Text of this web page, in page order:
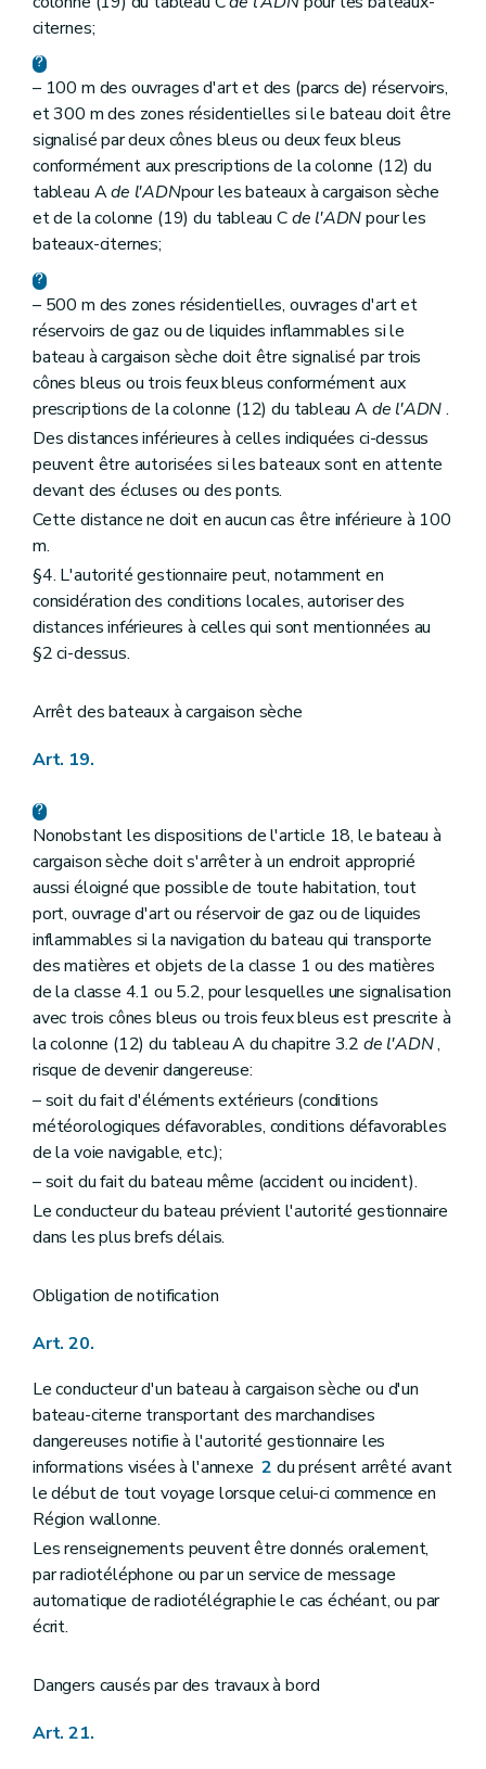
citernes;
– 100 m des ouvrages d'art et des (parcs de) réservoirs,
et 300 m des zones résidentielles si le bateau doit être
signalisé par deux cônes bleus ou deux feux bleus
conformément aux prescriptions de la colonne (12) du
tableau Ade l'ADNpour les bateaux à cargaison sèche
et de la colonne (19) du tableau Cde l'ADNpour les
bateaux-citernes;
– 500 m des zones résidentielles, ouvrages d'art et
réservoirs de gaz ou de liquides inflammables si le
bateau à cargaison sèche doit être signalisé par trois
cônes bleus ou trois feux bleus conformément aux
prescriptions de la colonne (12) du tableau Ade l'ADN.
Des distances inférieures à celles indiquées ci-dessus
peuvent être autorisées si les bateaux sont en attente
devant des écluses ou des ponts.
Cette distance ne doit en aucun cas être inférieure à 100
m.
§4. L'autorité gestionnaire peut, notamment en
considération des conditions locales, autoriser des
distances inférieures à celles qui sont mentionnées au
§2 ci-dessus.
Arrêt des bateaux à cargaison sèche
Art. 19.
Nonobstant les dispositions de l'article 18, le bateau à
cargaison sèche doit s'arrêter à un endroit approprié
aussi éloigné que possible de toute habitation, tout
port, ouvrage d'art ou réservoir de gaz ou de liquides
inflammables si la navigation du bateau qui transporte
des matières et objets de la classe 1 ou des matières
de la classe 4.1 ou 5.2, pour lesquelles une signalisation
avec trois cônes bleus ou trois feux bleus est prescrite à
la colonne (12) du tableau A du chapitre 3.2 de l'ADN,
risque de devenir dangereuse:
– soit du fait d'éléments extérieurs (conditions
météorologiques défavorables, conditions défavorables
de la voie navigable, etc.);
– soit du fait du bateau même (accident ou incident).
Le conducteur du bateau prévient l'autorité gestionnaire
dans les plus brefs délais.
Obligation de notification
Art. 20.
Le conducteur d'un bateau à cargaison sèche ou d'un
bateau-citerne transportant des marchandises
dangereuses notifie à l'autorité gestionnaire les
informations visées à l'annexe2 du présent arrêté avant
le début de tout voyage lorsque celui-ci commence en
Région wallonne.
Les renseignements peuvent être donnés oralement,
par radiotéléphone ou par un service de message
automatique de radiotélégraphie le cas échéant, ou par
écrit.
Dangers causés par des travaux à bord
Art. 21.